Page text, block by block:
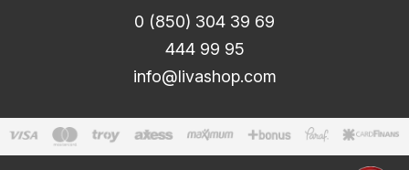
0 (850) 304 39 69
444 99 95
info@livashop.com